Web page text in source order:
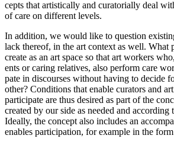
cepts that artis­ti­cal­ly and cura­to­ri­al­ly deal
of care on dif­fe­rent levels.
In addi­ti­on, we would like to ques­ti­on
lack the­reof, in the art con­text as well. What
crea­te as an art space so that art workers
ents or caring rela­ti­ves, also per­form care
pa­te in dis­cour­ses wit­hout having to deci­de
other? Conditions that enable cura­tors and
par­ti­ci­pa­te are thus desi­red as part of the
crea­ted by our side as nee­ded and accor­ding
Ideally, the con­cept also includes an
enables par­ti­ci­pa­ti­on, for exam­p­le in the